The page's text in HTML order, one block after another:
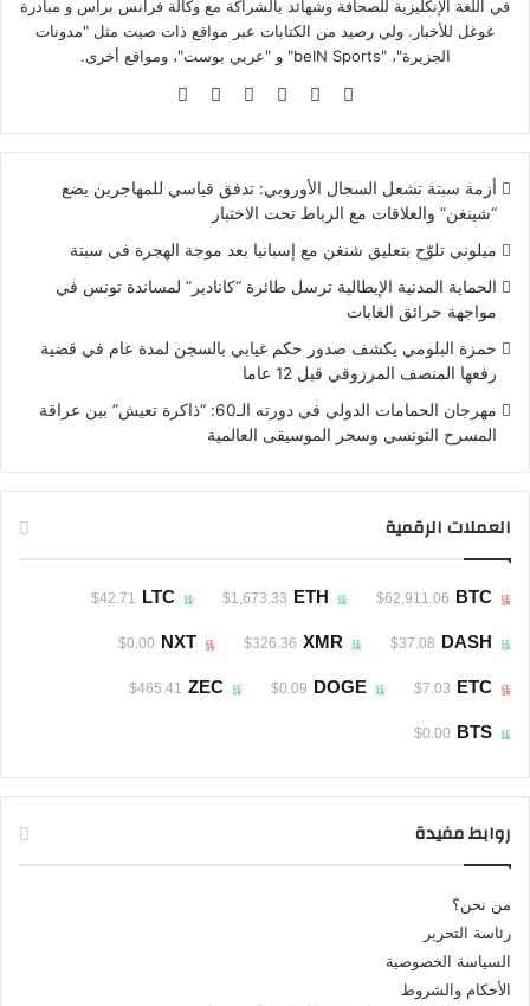
في اللغة الإنكليزية للصحافة وشهائد بالشراكة مع وكالة فرانس براس و مبادرة
غوغل للأخبار. ولي رصيد من الكتابات عبر مواقع ذات صيت مثل "مدونات
الجزيرة"، "beIN Sports" و "عربي بوست"، ومواقع أخرى.
موقع
‫X لينكدإن‫YouTubeبينتيريست
أزمة سبتة تشعل السجال الأوروبي: تدفق قياسي للمهاجرين يضع
“شينغن” والعلاقات مع الرباط تحت الاختبار
ميلوني تلوّح بتعليق شنغن مع إسبانيا بعد موجة الهجرة في سبتة
الحماية المدنية الإيطالية ترسل طائرة “كانادير” لمساندة تونس في
مواجهة حرائق الغابات
حمزة البلومي يكشف صدور حكم غيابي بالسجن لمدة عام في قضية
رفعها المنصف المرزوقي قبل 12 عاما
مهرجان الحمامات الدولي في دورته الـ60: “ذاكرة تعيش” بين عراقة
المسرح التونسي وسحر الموسيقى العالمية
العملات الرقمية
BTC
$62,911.06
ETH
$1,673.33
LTC
$42.71
DASH
$37.08
XMR
$326.36
NXT
$0.00
ETC
$7.03
DOGE
$0.09
ZEC
$465.41
BTS
$0.00
روابط مفيدة
من نحن؟
رئاسة التحرير
السياسة الخصوصية
الأحكام والشروط